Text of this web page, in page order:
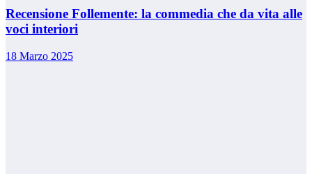
Recensione Follemente: la commedia che da vita alle
voci interiori
18 Marzo 2025